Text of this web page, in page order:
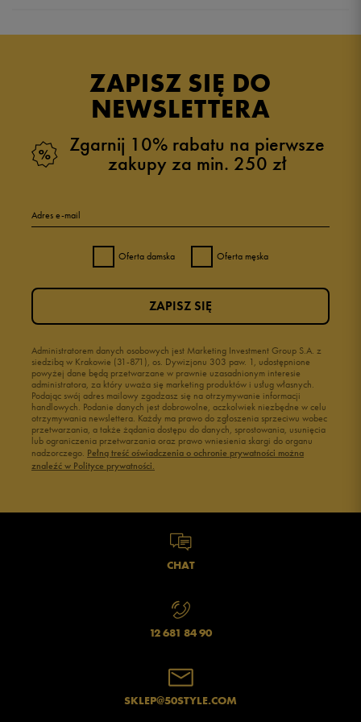
ZAPISZ SIĘ DO
NEWSLETTERA
Zgarnij 10% rabatu na pierwsze
zakupy za min. 250 zł
Adres e-mail
Oferta damska Oferta męska
Administratorem danych osobowych jest Marketing Investment Group S.A. z
siedzibą w Krakowie (31-871), os. Dywizjonu 303 paw. 1, udostępnione
powyżej dane będą przetwarzane w prawnie uzasadnionym interesie
administratora, za który uważa się marketing produktów i usług własnych.
Podając swój adres mailowy zgadzasz się na otrzymywanie informacji
handlowych. Podanie danych jest dobrowolne, aczkolwiek niezbędne w celu
otrzymywania newslettera. Każdy ma prawo do zgłoszenia sprzeciwu wobec
przetwarzania, a także żądania dostępu do danych, sprostowania, usunięcia
lub ograniczenia przetwarzania oraz prawo wniesienia skargi do organu
nadzorczego. Pełną treść oświadczenia o ochronie prywatności można
znaleźć w Polityce prywatności.
ZAPISZ SIĘ
CHAT
12 681 84 90
SKLEP@50STYLE.COM